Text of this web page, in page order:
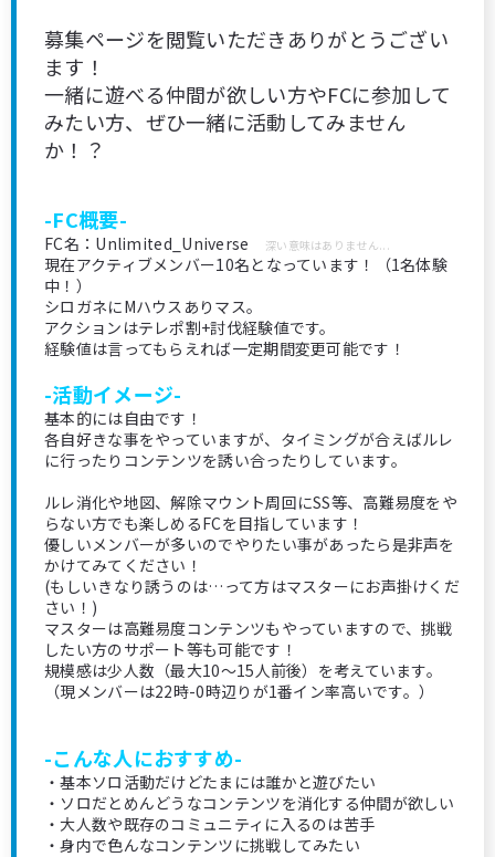
募集ページを閲覧いただきありがとうござい
ます！
一緒に遊べる仲間が欲しい方やFCに参加して
みたい方、ぜひ一緒に活動してみません
か！？
-FC概要-
FC名：Unlimited_Universe 深い意味はありません...
現在アクティブメンバー10名となっています！（1名体験
中！）
シロガネにMハウスありマス。
アクションはテレポ割+討伐経験値です。
経験値は言ってもらえれば一定期間変更可能です！
-活動イメージ-
基本的には自由です！
各自好きな事をやっていますが、タイミングが合えばルレ
に行ったりコンテンツを誘い合ったりしています。
ルレ消化や地図、解除マウント周回にSS等、高難易度をや
らない方でも楽しめるFCを目指しています！
優しいメンバーが多いのでやりたい事があったら是非声を
かけてみてください！
(もしいきなり誘うのは…って方はマスターにお声掛けくだ
さい！)
マスターは高難易度コンテンツもやっていますので、挑戦
したい方のサポート等も可能です！
規模感は少人数（最大10～15人前後）を考えています。
（現メンバーは22時-0時辺りが1番イン率高いです。）
-こんな人におすすめ-
・基本ソロ活動だけどたまには誰かと遊びたい
・ソロだとめんどうなコンテンツを消化する仲間が欲しい
・大人数や既存のコミュニティに入るのは苦手
・身内で色んなコンテンツに挑戦してみたい